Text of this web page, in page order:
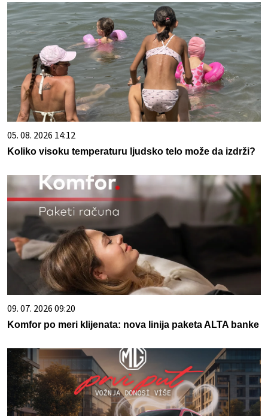
05. 08. 2026 14:12
Koliko visoku temperaturu ljudsko telo može da izdrži?
09. 07. 2026 09:20
Komfor po meri klijenata: nova linija paketa ALTA banke